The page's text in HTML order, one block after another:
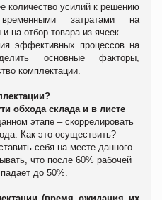
количество усилий к решению
затратами на
на отбор товара из ячеек.
эффективных процессов на
основные факторы,
комплектации.
обхода склада и в листе
этапе – скоррелировать
Как это осуществить?
себя на месте данного
что после 60% рабочей
до 50%.